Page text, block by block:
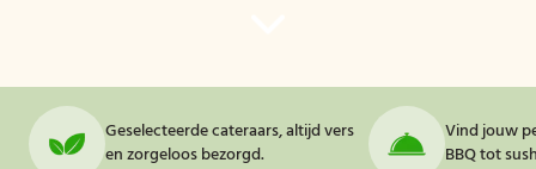
Geselecteerde cateraars, altijd vers
en zorgeloos bezorgd.
Vind jouw
BBQ tot